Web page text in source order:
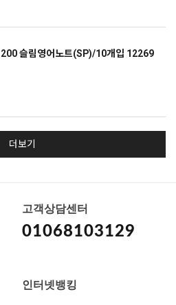
슬림영어노트(SP)/10개입 12269
더보기
고객상담센터
01068103129
인터넷뱅킹